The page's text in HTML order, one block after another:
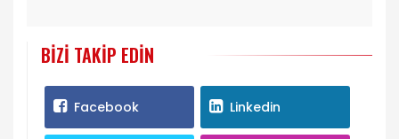
BIZI TAKIP EDIN
Facebook Linkedin